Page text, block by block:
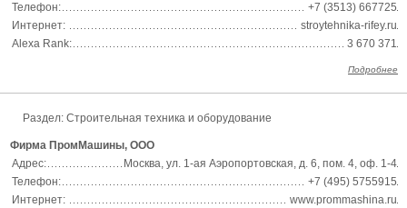
Телефон:
+7 (3513) 667725
Интернет:
stroytehnika-rifey.ru
Alexa Rank:
3 670 371
Подробнее
Раздел: Строительная техника и оборудование
Фирма ПромМашины, ООО
Адрес:
Москва, ул. 1-ая Аэропортовская, д. 6, пом. 4, оф. 1-4
Телефон:
+7 (495) 5755915
Интернет:
www.prommashina.ru